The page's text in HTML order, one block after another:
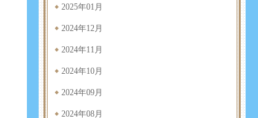
2025年01月
2024年12月
2024年11月
2024年10月
2024年09月
2024年08月